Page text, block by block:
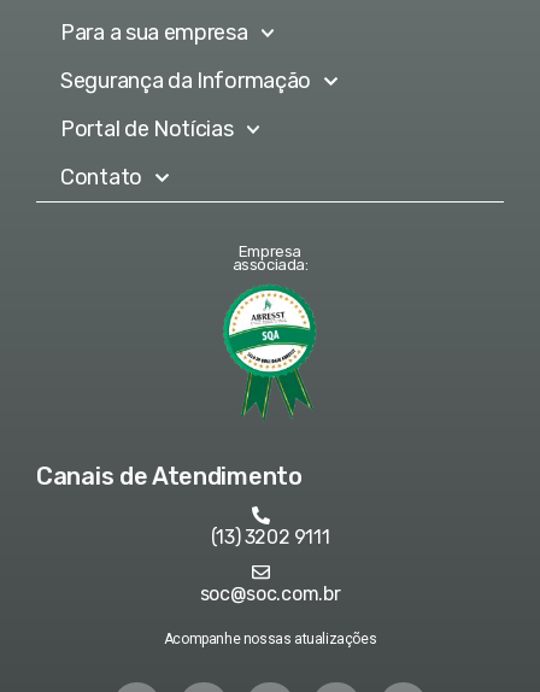
Para a sua empresa
Segurança da Informação
Portal de Notícias
Contato
Empresa
associada:
Canais de Atendimento
(13) 3202 9111
soc@soc.com.br
Acompanhe nossas atualizações